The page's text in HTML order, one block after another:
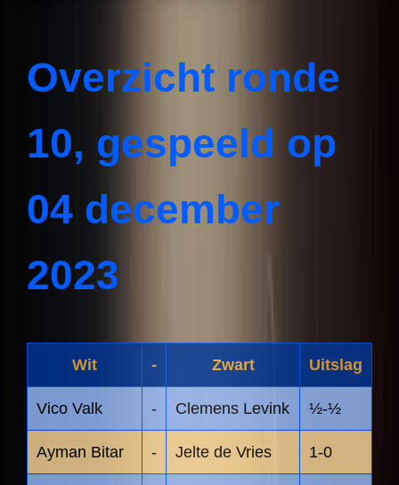
Overzicht ronde
10, gespeeld op
04 december
2023
Wit - Zwart Uitslag
Vico Valk - Clemens Levink ½-½
Ayman Bitar - Jelte de Vries 1-0